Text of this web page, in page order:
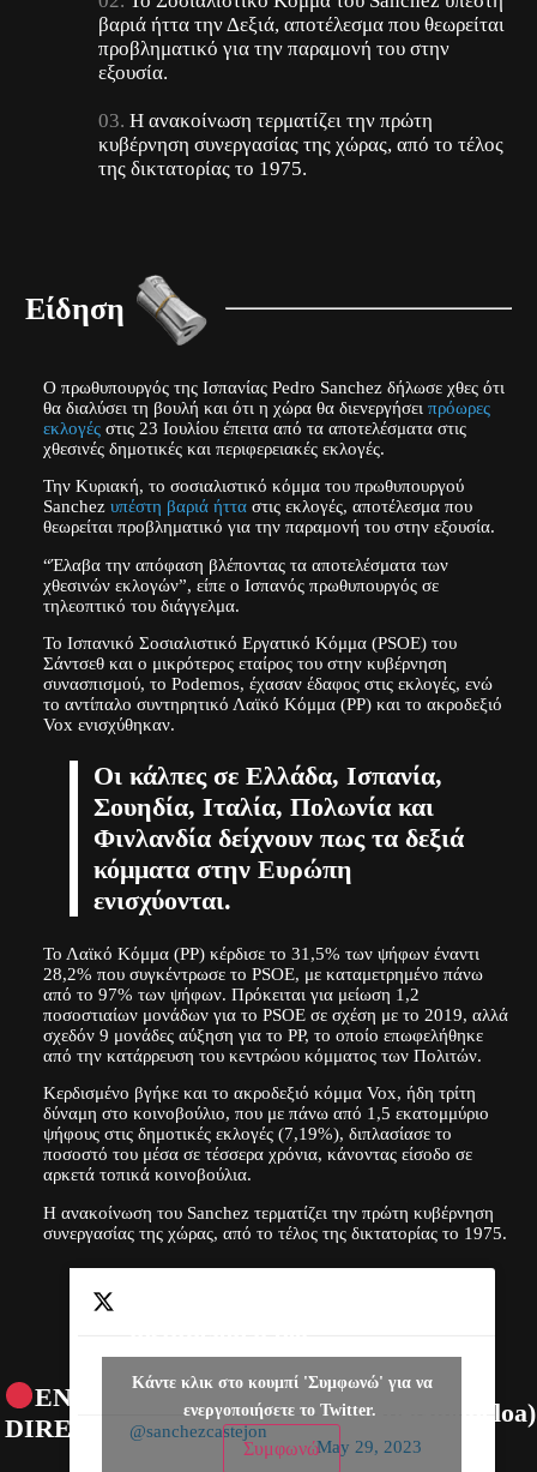
βαριά ήττα την Δεξιά, αποτέλεσμα που θεωρείται
προβληματικό για την παραμονή του στην
εξουσία.
Η ανακοίνωση τερματίζει την πρώτη
κυβέρνηση συνεργασίας της χώρας, από το τέλος
της δικτατορίας το 1975.
Είδηση
Ο πρωθυπουργός της Ισπανίας Pedro Sanchez δήλωσε χθες ότι
θα διαλύσει τη βουλή και ότι η χώρα θα διενεργήσει πρόωρες
εκλογέςστις 23 Ιουλίου έπειτα από τα αποτελέσματα στις
χθεσινές δημοτικές και περιφερειακές εκλογές.
Την Κυριακή, το σοσιαλιστικό κόμμα του πρωθυπουργού
Sanchez υπέστη βαριά ήτταστις εκλογές, αποτέλεσμα που
θεωρείται προβληματικό για την παραμονή του στην εξουσία.
“Έλαβα την απόφαση βλέποντας τα αποτελέσματα των
χθεσινών εκλογών”, είπε ο Ισπανός πρωθυπουργός σε
τηλεοπτικό του διάγγελμα.
Το Ισπανικό Σοσιαλιστικό Εργατικό Κόμμα (PSOE) του
Σάντσεθ και ο μικρότερος εταίρος του στην κυβέρνηση
συνασπισμού, το Podemos, έχασαν έδαφος στις εκλογές, ενώ
το αντίπαλο συντηρητικό Λαϊκό Κόμμα (PP) και το ακροδεξιό
Vox ενισχύθηκαν.
Οι κάλπες σε Ελλάδα, Ισπανία,
Σουηδία, Ιταλία, Πολωνία και
Φινλανδία δείχνουν πως τα δεξιά
κόμματα στην Ευρώπη
ενισχύονται.
Το Λαϊκό Κόμμα (PP) κέρδισε το 31,5% των ψήφων έναντι
28,2% που συγκέντρωσε το PSOE, με καταμετρημένο πάνω
από το 97% των ψήφων. Πρόκειται για μείωση 1,2
ποσοστιαίων μονάδων για το PSOE σε σχέση με το 2019, αλλά
σχεδόν 9 μονάδες αύξηση για το PP, το οποίο επωφελήθηκε
από την κατάρρευση του κεντρώου κόμματος των Πολιτών.
Κερδισμένο βγήκε και το ακροδεξιό κόμμα Vox, ήδη τρίτη
δύναμη στο κοινοβούλιο, που με πάνω από 1,5 εκατομμύριο
ψήφους στις δημοτικές εκλογές (7,19%), διπλασίασε το
ποσοστό του μέσα σε τέσσερα χρόνια, κάνοντας είσοδο σε
αρκετά τοπικά κοινοβούλια.
Η ανακοίνωση του Sanchez τερματίζει την πρώτη κυβέρνηση
συνεργασίας της χώρας, από το τέλος της δικτατορίας το 1975.
EN
DIRECTO
presidente del
Gobierno,
@sanchezcastejon,
— La Moncloa
(@desdelamoncloa)
May 29, 2023
Κάντε κλικ στο κουμπί 'Συμφωνώ' για να
ενεργοποιήσετε το Twitter.
Συμφωνώ